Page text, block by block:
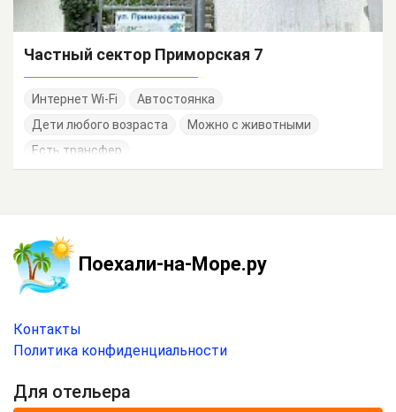
Частный сектор Приморская 7
Интернет Wi-Fi
Автостоянка
Дети любого возраста
Можно с животными
Есть трансфер
Поехали-на-Море.ру
Контакты
Политика конфиденциальности
Для отельера